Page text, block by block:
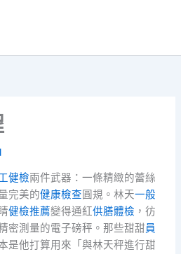
健檢兩件武器：一條精緻的蕾絲
完美的健康檢查圓規。林天一般
健檢推薦變得通紅供膳體檢 ，彷
密測量的電子磅秤。那些甜甜員
是他打算用來「與林天秤進行甜